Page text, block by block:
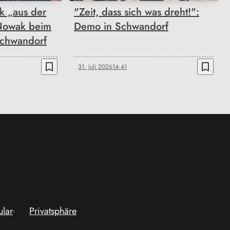
„aus der
beim
bookmark_border
"Zeit, dass sich was dreht!":
Demo in Schwandorf
31. Juli 202614:41 bookmark_border
Privatsphäre